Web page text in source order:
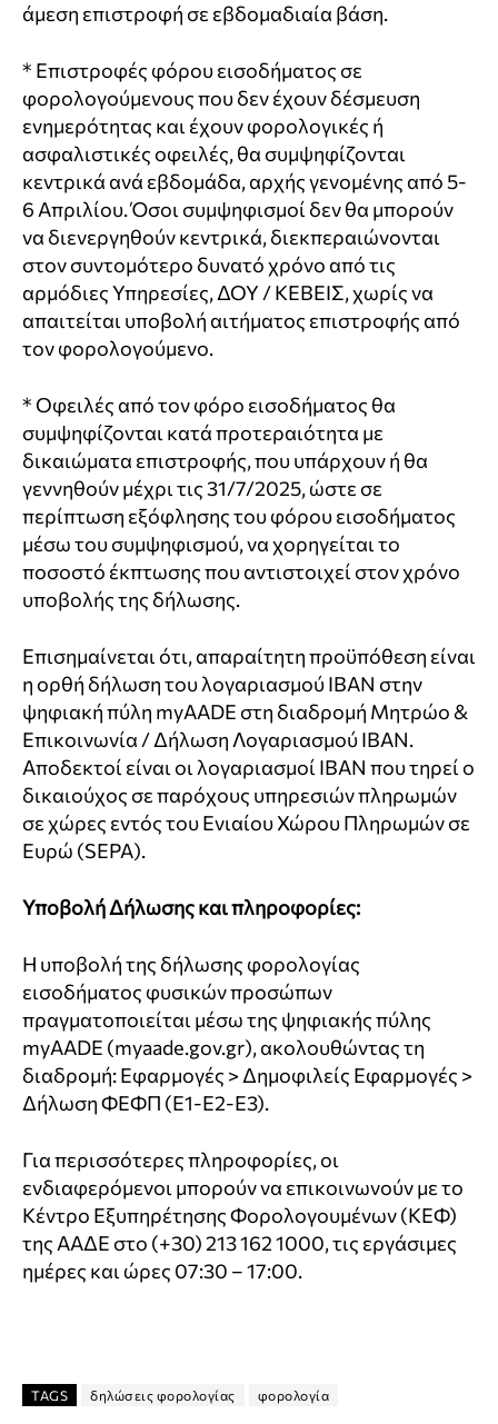
άμεση επιστροφή σε εβδομαδιαία βάση.
* Επιστροφές φόρου εισοδήματος σε
φορολογούμενους που δεν έχουν δέσμευση
ενημερότητας και έχουν φορολογικές ή
ασφαλιστικές οφειλές, θα συμψηφίζονται
κεντρικά ανά εβδομάδα, αρχής γενομένης από 5-
6 Απριλίου. Όσοι συμψηφισμοί δεν θα μπορούν
να διενεργηθούν κεντρικά, διεκπεραιώνονται
στον συντομότερο δυνατό χρόνο από τις
αρμόδιες Υπηρεσίες, ΔΟΥ / ΚΕΒΕΙΣ, χωρίς να
απαιτείται υποβολή αιτήματος επιστροφής από
τον φορολογούμενο.
* Οφειλές από τον φόρο εισοδήματος θα
συμψηφίζονται κατά προτεραιότητα με
δικαιώματα επιστροφής, που υπάρχουν ή θα
γεννηθούν μέχρι τις 31/7/2025, ώστε σε
περίπτωση εξόφλησης του φόρου εισοδήματος
μέσω του συμψηφισμού, να χορηγείται το
ποσοστό έκπτωσης που αντιστοιχεί στον χρόνο
υποβολής της δήλωσης.
Επισημαίνεται ότι, απαραίτητη προϋπόθεση είναι
η ορθή δήλωση του λογαριασμού ΙΒΑΝ στην
ψηφιακή πύλη myAADE στη διαδρομή Μητρώο &
Επικοινωνία / Δήλωση Λογαριασμού ΙΒΑΝ.
Αποδεκτοί είναι οι λογαριασμοί ΙΒΑΝ που τηρεί ο
δικαιούχος σε παρόχους υπηρεσιών πληρωμών
σε χώρες εντός του Ενιαίου Χώρου Πληρωμών σε
Ευρώ (SEPA).
Υποβολή Δήλωσης και πληροφορίες:
Η υποβολή της δήλωσης φορολογίας
εισοδήματος φυσικών προσώπων
πραγματοποιείται μέσω της ψηφιακής πύλης
myAADE (myaade.gov.gr), ακολουθώντας τη
διαδρομή: Εφαρμογές > Δημοφιλείς Εφαρμογές >
Δήλωση ΦΕΦΠ (Ε1-Ε2-Ε3).
Για περισσότερες πληροφορίες, οι
ενδιαφερόμενοι μπορούν να επικοινωνούν με το
Κέντρο Εξυπηρέτησης Φορολογουμένων (ΚΕΦ)
της ΑΑΔΕ στο (+30) 213 162 1000, τις εργάσιμες
ημέρες και ώρες 07:30 – 17:00.
TAGS δηλώσεις φορολογίας φορολογία